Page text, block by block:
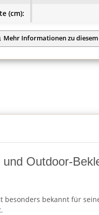
(cm):
Outdoor-
besonders bekannt für